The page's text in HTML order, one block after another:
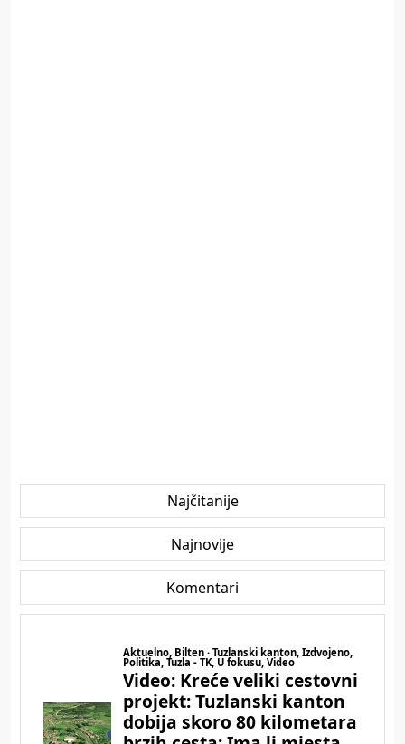
Najčitanije
Najnovije
Komentari